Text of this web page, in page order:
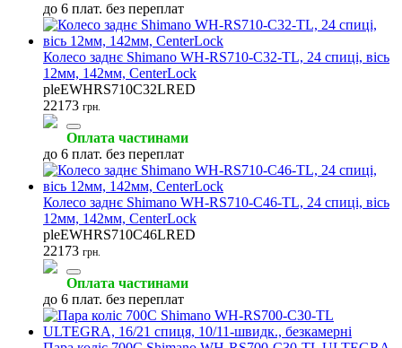
Інструмент для втулок
(3) (2) (2)
Шкарпетки велосипедні
(2) (1) (1)
Інструмент для ланцюга
(1)
до 6 плат. без переплат
Колесо заднє Shimano WH-RS710-C32-TL, 24 спиці, вісь
12мм, 142мм, CenterLock
pleEWHRS710C32LRED
22173 грн.
Оплата частинами
до 6 плат. без переплат
Колесо заднє Shimano WH-RS710-C46-TL, 24 спиці, вісь
12мм, 142мм, CenterLock
pleEWHRS710C46LRED
22173 грн.
Оплата частинами
до 6 плат. без переплат